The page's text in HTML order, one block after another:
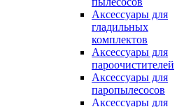
Аксессуары для
гладильных
комплектов
Аксессуары для
пароочистителей
Аксессуары для
паропылесосов
Аксессуары для